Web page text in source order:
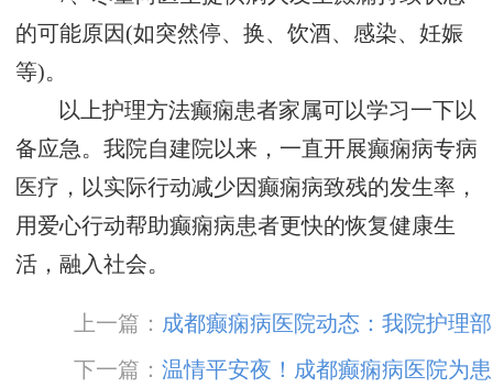
的可能原因(如突然停、换、饮酒、感染、妊娠
等)。
以上护理方法癫痫患者家属可以学习一下以
备应急。我院自建院以来，一直开展癫痫病专病
医疗，以实际行动减少因癫痫病致残的发生率，
用爱心行动帮助癫痫病患者更快的恢复健康生
活，融入社会。
上一篇： 成都癫痫病医院动态：我院护理部
成功举办2021护士技能大赛
下一篇：温情平安夜！成都癫痫病医院为患